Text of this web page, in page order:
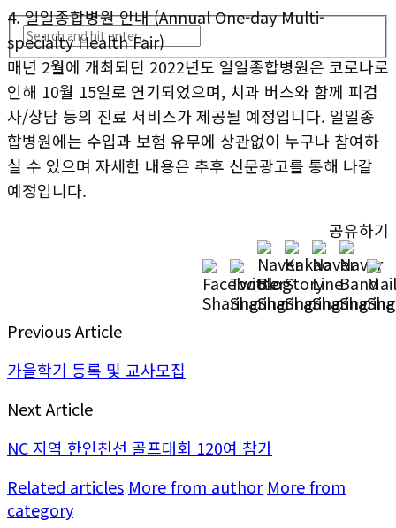
4. 일일종합병원 안내 (Annual One-day Multi-
specialty Health Fair)
매년 2월에 개최되던 2022년도 일일종합병원은 코로나로
인해 10월 15일로 연기되었으며, 치과 버스와 함께 피검
사/상담 등의 진료 서비스가 제공될 예정입니다. 일일종
합병원에는 수입과 보험 유무에 상관없이 누구나 참여하
실 수 있으며 자세한 내용은 추후 신문광고를 통해 나갈
예정입니다.
공유하기
Previous Article
가을학기 등록 및 교사모집
Next Article
NC 지역 한인친선 골프대회 120여 참가
Related articles More from author More from
category